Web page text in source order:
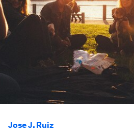
Jose J. Ruiz